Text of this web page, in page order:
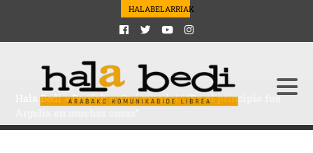
HALABELARRIAK
Hala Bedi>Berriak>¡Qué mundo! | “En el principio fue